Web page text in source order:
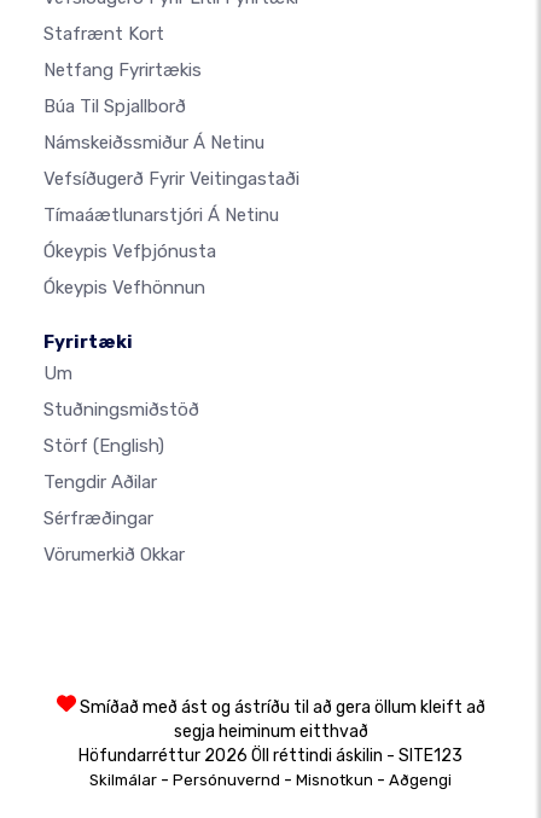
Stafrænt Kort
Netfang Fyrirtækis
Búa Til Spjallborð
Námskeiðssmiður Á Netinu
Vefsíðugerð Fyrir Veitingastaði
Tímaáætlunarstjóri Á Netinu
Ókeypis Vefþjónusta
Ókeypis Vefhönnun
Fyrirtæki
Um
Stuðningsmiðstöð
Störf (English)
Tengdir Aðilar
Sérfræðingar
Vörumerkið Okkar
Smíðað með ást og ástríðu til að gera öllum kleift að
segja heiminum eitthvað
Höfundarréttur 2026 Öll réttindi áskilin - SITE123
Skilmálar - Persónuvernd - Misnotkun - Aðgengi